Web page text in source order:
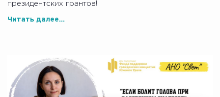
президентских грантов!
Читать далее...